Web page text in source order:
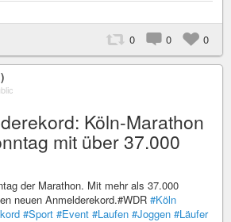
0 0 0
Köln-Marathon
mit über 37.000
der Marathon. Mit mehr als 37.000
neuen Anmelderekord.#WDR #Köln
#Sport #Event #Laufen #Joggen #Läufer